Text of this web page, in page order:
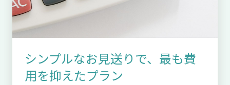
シンプルなお見送りで、最も費
用を抑えたプラン